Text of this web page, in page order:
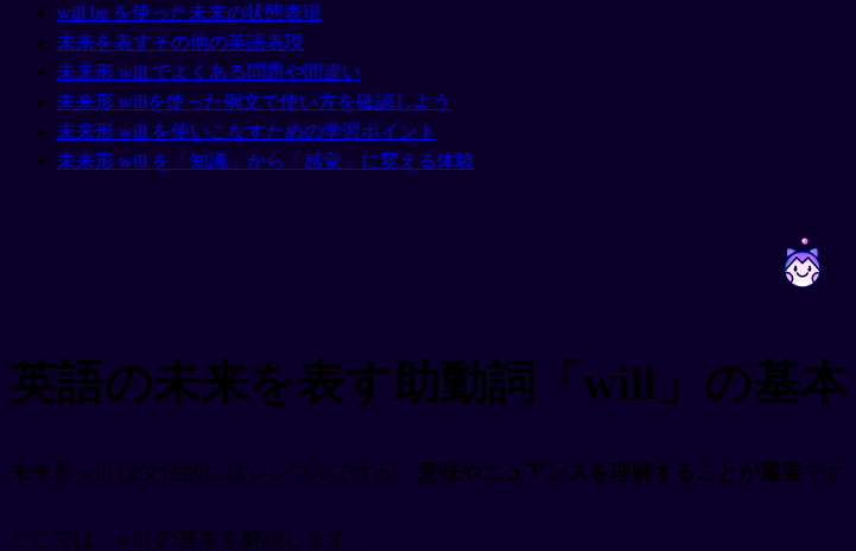
will be を使った未来の状態表現
未来を表すその他の英語表現
未来形 will でよくある問題や間違い
未来形 willを使った例文で使い方を確認しよう
未来形 will を使いこなすための学習ポイント
未来形 will を「知識」から「感覚」に変える体験
~ ~
英語の未来を表す助動詞「will」の基本
未来形 will は文法的にはシンプルですが、 意味やニュアンスを理解することが重要です。
ここでは、will の基本を解説します。